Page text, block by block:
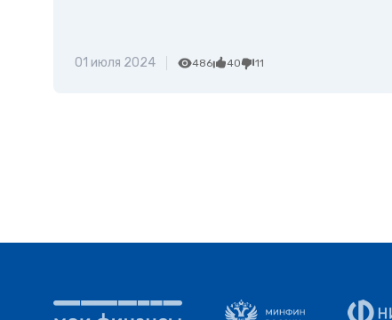
01 июля 2024 486 40 11